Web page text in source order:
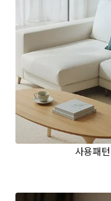
사용패